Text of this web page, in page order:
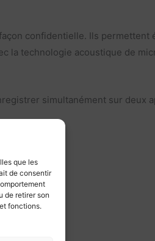
que les
de consentir
de retirer son
fonctions.
confidentielle. Ils permettent
la technologie acoustique de
simultanément sur deux